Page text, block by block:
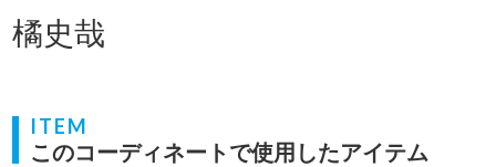
橘史哉
ITEM
このコーディネートで使用したアイテム